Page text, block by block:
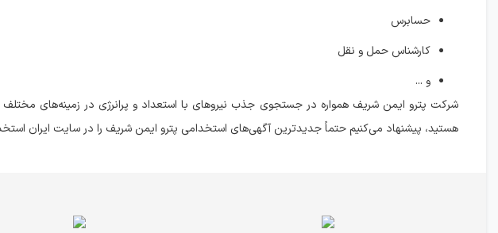
حسابرس
کارشناس حمل و نقل
و ...
شرکت پترو ایمن شریف همواره در جستجوی جذب نیروهای با استعداد و پرانرژی در زمینه‌های
هستید، پیشنهاد می‌کنیم حتماً جدیدترین آگهی‌های استخدامی پترو ایمن شریف را در سایت ایران